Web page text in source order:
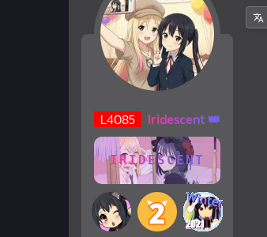
L4085 Iridescent
IRIDESCENT